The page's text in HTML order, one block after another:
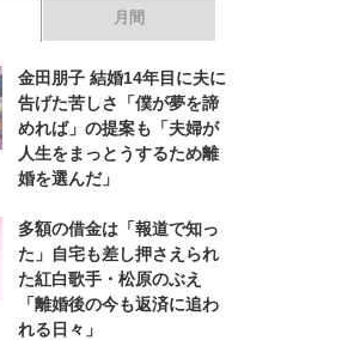
月間
金田朋子 結婚14年目に夫に
告げた苦しさ「僕が夢を諦
めれば」の提案も「夫婦が
人生をまっとうするため離
婚を選んだ」
多額の借金は「報道で知っ
た」自宅も差し押さえられ
た紅白歌手・松原のぶえ
「離婚後の今も返済に追わ
れる日々」